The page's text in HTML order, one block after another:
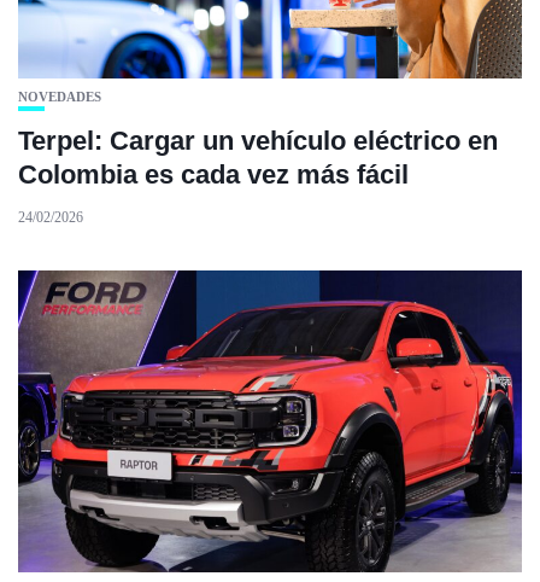
NOVEDADES
Terpel: Cargar un vehículo eléctrico en
Colombia es cada vez más fácil
24/02/2026